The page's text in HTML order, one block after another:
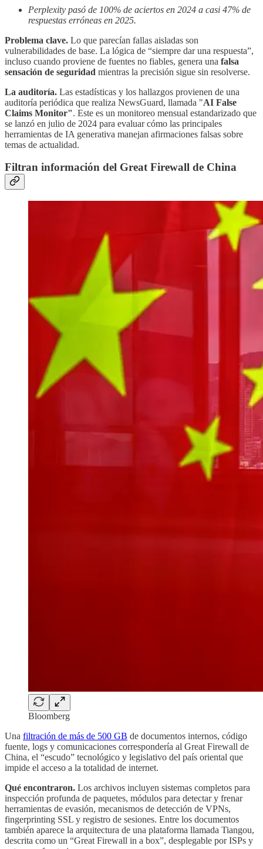
Perplexity pasó de 100% de aciertos en 2024 a casi 47% de
respuestas erróneas en 2025.
Problema clave. Lo que parecían fallas aisladas son
vulnerabilidades de base. La lógica de “siempre dar una respuesta”,
incluso cuando proviene de fuentes no fiables, genera una falsa
sensación de seguridad mientras la precisión sigue sin resolverse.
La auditoría. Las estadísticas y los hallazgos provienen de una
auditoría periódica que realiza NewsGuard, llamada "AI False
Claims Monitor". Este es un monitoreo mensual estandarizado que
se lanzó en julio de 2024 para evaluar cómo las principales
herramientas de IA generativa manejan afirmaciones falsas sobre
temas de actualidad.
Filtran información del Great Firewall de China
Bloomberg
Una filtración de más de 500 GB de documentos internos, código
fuente, logs y comunicaciones correspondería al Great Firewall de
China, el “escudo” tecnológico y legislativo del país oriental que
impide el acceso a la totalidad de internet.
Qué encontraron. Los archivos incluyen sistemas completos para
inspección profunda de paquetes, módulos para detectar y frenar
herramientas de evasión, mecanismos de detección de VPNs,
fingerprinting SSL y registro de sesiones. Entre los documentos
también aparece la arquitectura de una plataforma llamada Tiangou,
descrita como un “Great Firewall in a box”, desplegable por ISPs y